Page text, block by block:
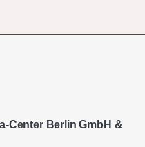
Center Berlin GmbH &